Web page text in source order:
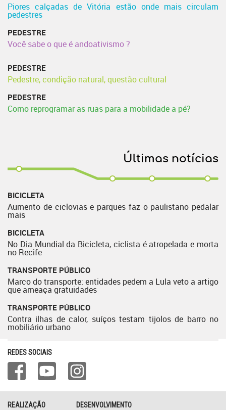
Piores calçadas de Vitória estão onde mais circulam
pedestres
PEDESTRE
Você sabe o que é andoativismo ?
PEDESTRE
Pedestre, condição natural, questão cultural
PEDESTRE
Como reprogramar as ruas para a mobilidade a pé?
Últimas notícias
BICICLETA
Aumento de ciclovias e parques faz o paulistano pedalar
mais
BICICLETA
No Dia Mundial da Bicicleta, ciclista é atropelada e morta
no Recife
TRANSPORTE PÚBLICO
Marco do transporte: entidades pedem a Lula veto a artigo
que ameaça gratuidades
TRANSPORTE PÚBLICO
Contra ilhas de calor, suíços testam tijolos de barro no
mobiliário urbano
REDES SOCIAIS
REALIZAÇÃO DESENVOLVIMENTO